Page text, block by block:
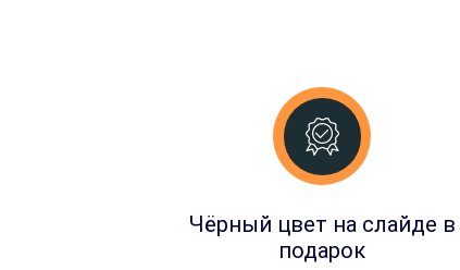
Чёрный цвет на слайде в
подарок